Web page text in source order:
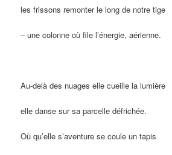
les frissons remonter le long de notre tige
– une colonne où file l’énergie, aérienne.
Au-delà des nuages elle cueille la lumière
elle danse sur sa parcelle défrichée.
Où qu’elle s’aventure se coule un tapis